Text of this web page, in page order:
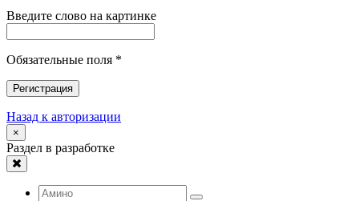
Введите слово на картинке
Обязательные поля *
Регистрация
Назад к авторизации
×
Раздел в разработке